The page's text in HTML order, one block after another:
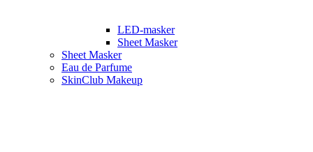
LED-masker
Sheet Masker
Sheet Masker
Eau de Parfume
SkinClub Makeup